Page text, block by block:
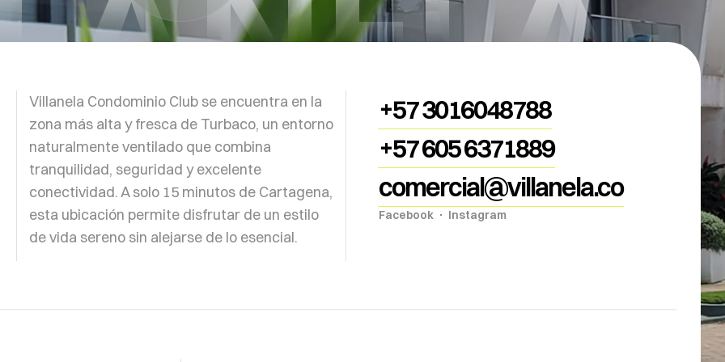
Villanela Condominio Club se encuentra en la
zona más alta y fresca de Turbaco, un entorno
naturalmente ventilado que combina
tranquilidad, seguridad y excelente
conectividad. A solo 15 minutos de Cartagena,
esta ubicación permite disfrutar de un estilo
de vida sereno sin alejarse de lo esencial.
+57 3016048788
+57 605 6371889
comercial@villanela.co
Facebook Instagram